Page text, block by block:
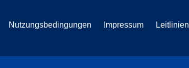
Nutzungsbedingungen Impressum Leitlinien